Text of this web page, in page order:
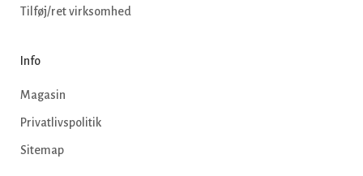
Tilføj/ret virksomhed
Info
Magasin
Privatlivspolitik
Sitemap